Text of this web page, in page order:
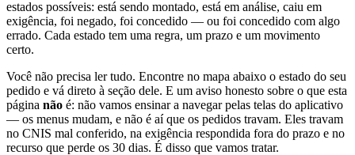
estados possíveis: está sendo montado, está em análise, caiu em
exigência, foi negado, foi concedido — ou foi concedido com algo
errado. Cada estado tem uma regra, um prazo e um movimento
certo.
Você não precisa ler tudo. Encontre no mapa abaixo o estado do seu
pedido e vá direto à seção dele. E um aviso honesto sobre o que esta
página não é: não vamos ensinar a navegar pelas telas do aplicativo
— os menus mudam, e não é aí que os pedidos travam. Eles travam
no CNIS mal conferido, na exigência respondida fora do prazo e no
recurso que perde os 30 dias. É disso que vamos tratar.